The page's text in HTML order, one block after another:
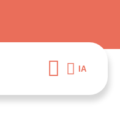
IA